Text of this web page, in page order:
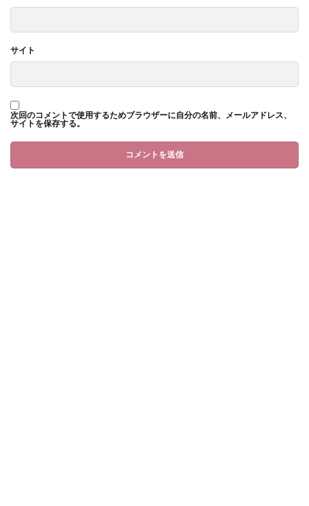
サイト
次回のコメントで使用するためブラウザーに自分の名前、メールアドレス、
サイトを保存する。